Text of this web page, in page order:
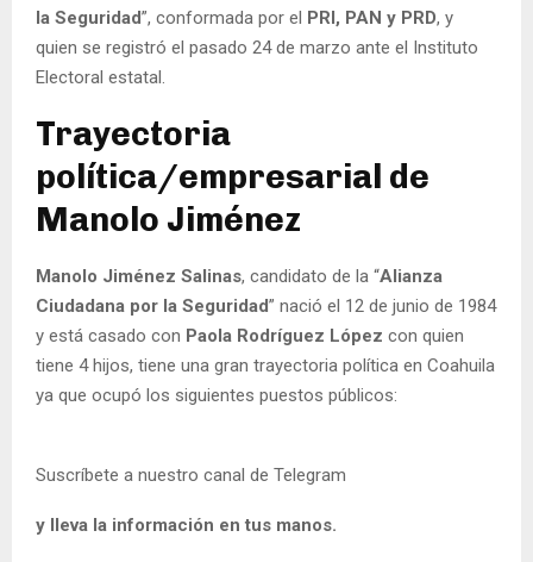
la Seguridad”, conformada por el PRI, PAN y PRD, y
quien se registró el pasado 24 de marzo ante el Instituto
Electoral estatal.
Trayectoria
política/empresarial de
Manolo Jiménez
Manolo Jiménez Salinas, candidato de la “Alianza
Ciudadana por la Seguridad” nació el 12 de junio de 1984
y está casado con Paola Rodríguez López con quien
tiene 4 hijos, tiene una gran trayectoria política en Coahuila
ya que ocupó los siguientes puestos públicos:
Suscríbete a nuestro canal de Telegram
y lleva la información en tus manos.